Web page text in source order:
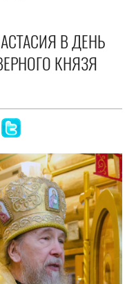
В ДЕНЬ
КНЯЗЯ